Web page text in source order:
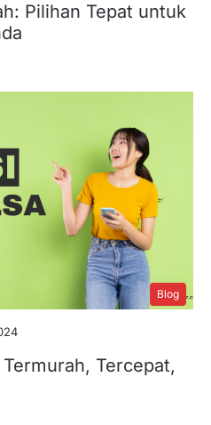
Pilihan Tepat untuk
Blog
Tercepat,